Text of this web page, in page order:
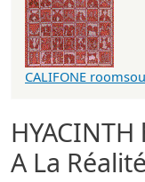
HYACINTH
A La
CALIFONE